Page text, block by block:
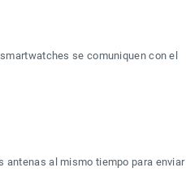
se comuniquen con el
antenas al mismo tiempo para